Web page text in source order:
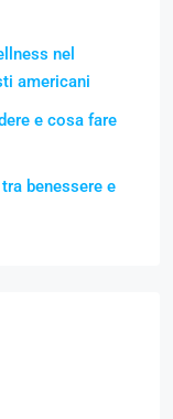
nel
americani
e cosa fare
benessere e